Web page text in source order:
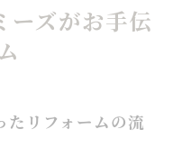
ーズがお手伝
たリフォームの流